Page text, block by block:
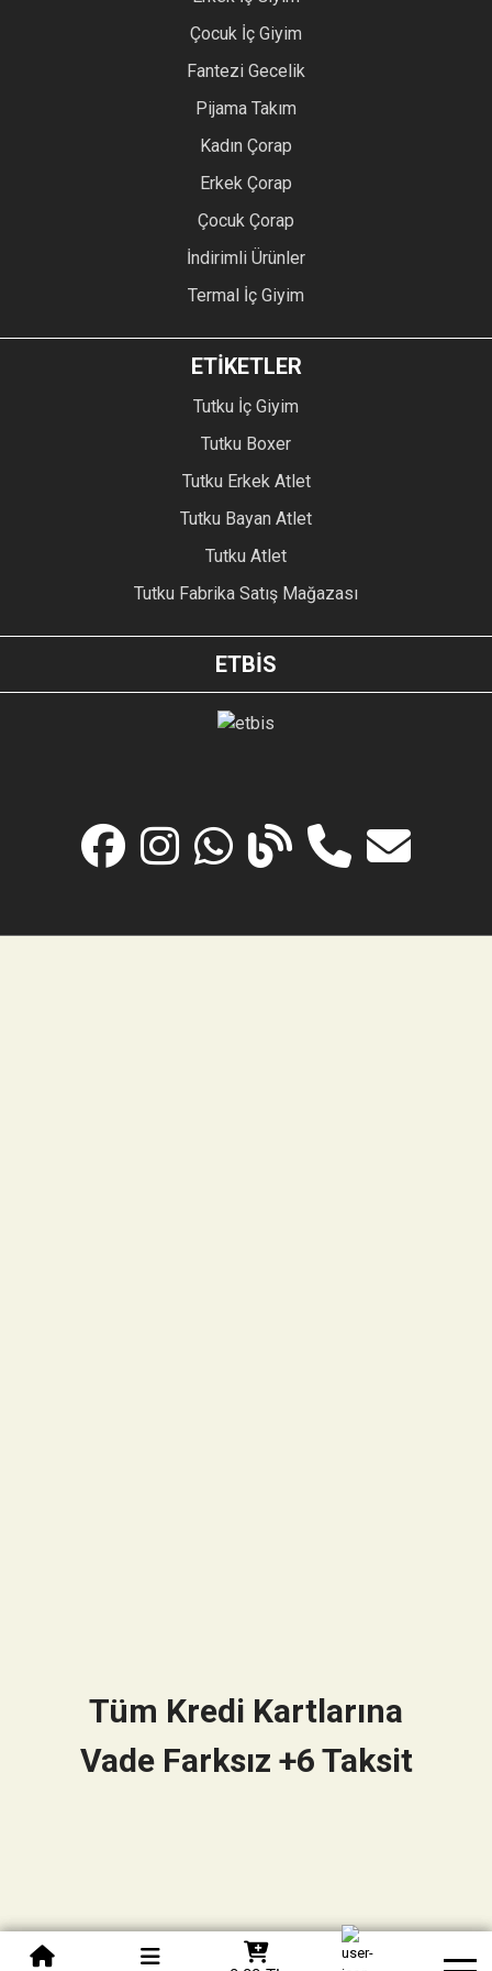
0850 305 09 70
Çocuk İç Giyim
Fantezi Gecelik
Pijama Takım
Kadın Çorap
Erkek Çorap
Çocuk Çorap
İndirimli Ürünler
Termal İç Giyim
ETİKETLER
Tutku İç Giyim
Tutku Boxer
Tutku Erkek Atlet
Tutku Bayan Atlet
Tutku Atlet
Tutku Fabrika Satış Mağazası
ETBİS
Tüm Kredi Kartlarına
Vade Farksız +6 Taksit